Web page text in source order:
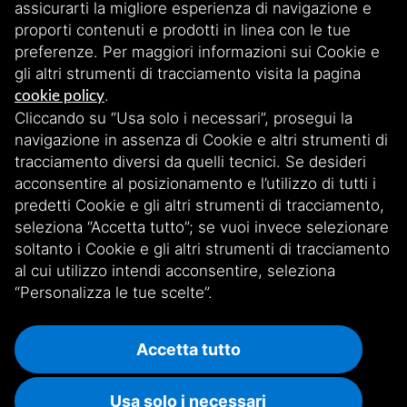
Iscriviti alla nostra newsletter
Scopri le nostre storie, iniziative e aggiornamenti esclusivi. Rimani
connesso iscrivendoti!
ISCRIVITI ALLA NEWSLETTER
Informativa Cookie Whistleblowing
Copyright @ Unipolis 2025
assicurarti la migliore esperienza di navigazione e
proporti contenuti e prodotti in linea con le tue
preferenze. Per maggiori informazioni sui Cookie e
gli altri strumenti di tracciamento visita la pagina
cookie policy.
Cliccando su “Usa solo i necessari”, prosegui la
navigazione in assenza di Cookie e altri strumenti di
tracciamento diversi da quelli tecnici. Se desideri
acconsentire al posizionamento e l’utilizzo di tutti i
predetti Cookie e gli altri strumenti di tracciamento,
seleziona “Accetta tutto”; se vuoi invece selezionare
soltanto i Cookie e gli altri strumenti di tracciamento
al cui utilizzo intendi acconsentire, seleziona
“Personalizza le tue scelte”.
Usa solo i necessari
Accetta tutto